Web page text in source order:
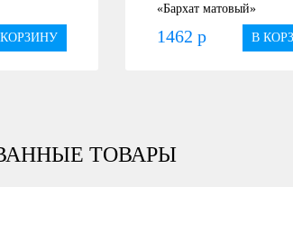
«Бархат матовый»
В
1462 р
ТОВАРЫ